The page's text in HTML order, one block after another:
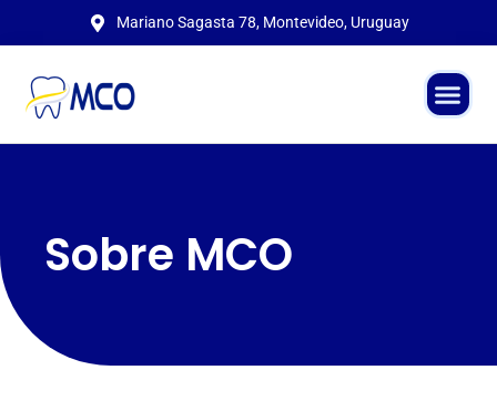
Mariano Sagasta 78, Montevideo, Uruguay
Sobre MCO